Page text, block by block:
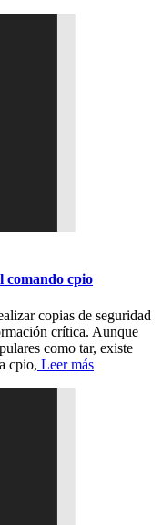
comando cpio
copias de seguridad
crítica. Aunque
como tar, existe
cpio, Leer más